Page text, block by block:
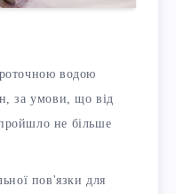
водою
за умови, що від
не більше
пов'язки для